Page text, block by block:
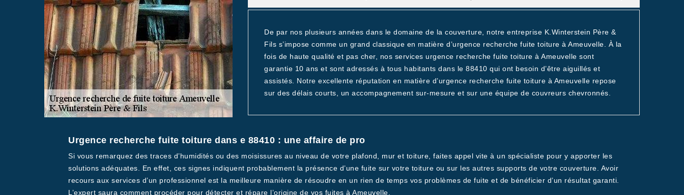
De par nos plusieurs années dans le domaine de la couverture, notre entreprise K.Winterstein Père &
Fils s’impose comme un grand classique en matière d’urgence recherche fuite toiture à Ameuvelle. À la
fois de haute qualité et pas cher, nos services urgence recherche fuite toiture à Ameuvelle sont
garantie 10 ans et sont adressés à tous habitants dans le 88410 qui ont besoin d’être aiguillés et
assistés. Notre excellente réputation en matière d’urgence recherche fuite toiture à Ameuvelle repose
sur des délais courts, un accompagnement sur-mesure et sur une équipe de couvreurs chevronnés.
Urgence recherche fuite toiture dans e 88410 : une affaire de pro
Si vous remarquez des traces d’humidités ou des moisissures au niveau de votre plafond, mur et toiture, faites appel vite à un spécialiste pour y apporter les
solutions adéquates. En effet, ces signes indiquent probablement la présence d’une fuite sur votre toiture ou sur les autres supports de votre couverture. Avoir
recours aux services d’un professionnel est la meilleure manière de résoudre en un rien de temps vos problèmes de fuite et de bénéficier d’un résultat garanti.
L’expert saura comment procéder pour détecter et répare l’origine de vos fuites à Ameuvelle.